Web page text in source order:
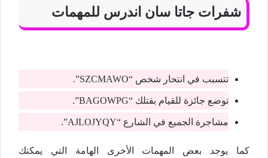
شفرات جاتا سان اندرس للمهمات
تتسبب في انتحار شخص “SZCMAWO”.
توضع جائزة للقيام بقتلك “BAGOWPG”.
مشاجرة الجميع في الشارع “AJLOJYQY”.
كما يوجد بعض المهمات الأخرى الهامة التي يمكنك